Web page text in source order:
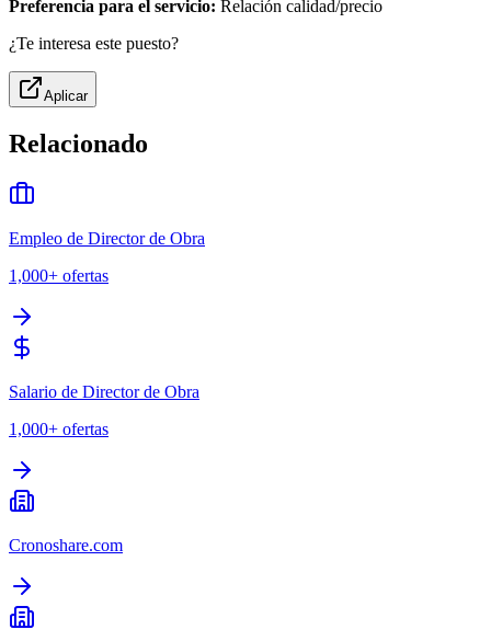
Preferencia para el servicio: Relación calidad/precio
¿Te interesa este puesto?
Aplicar
Relacionado
Empleo de Director de Obra
1,000+ ofertas
Salario de Director de Obra
1,000+ ofertas
Cronoshare.com